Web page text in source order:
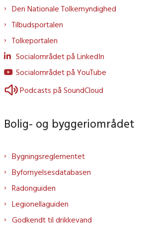
Den Nationale Tolkemyndighed
Tilbudsportalen
Tolkeportalen
Socialområdet på LinkedIn
Socialområdet på YouTube
Podcasts på SoundCloud
Bolig- og byggeriområdet
Bygningsreglementet
Byfornyelsesdatabasen
Radonguiden
Legionellaguiden
Godkendt til drikkevand